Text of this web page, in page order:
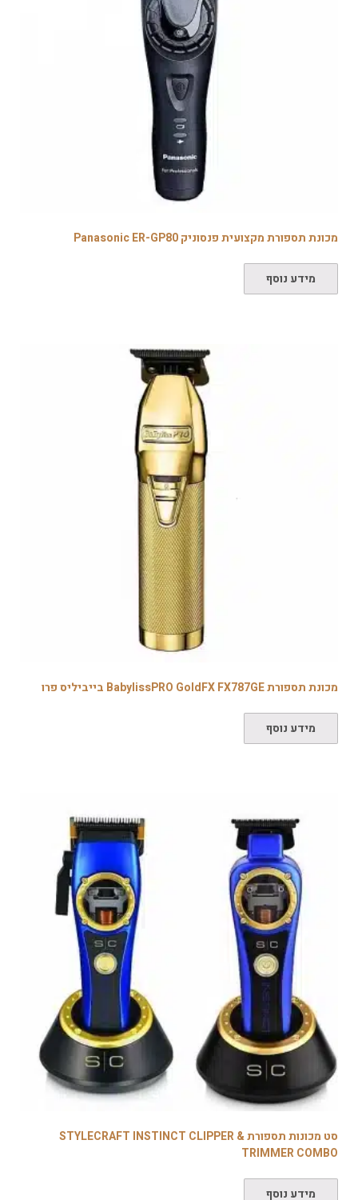
מכונת תספורת מקצועית פנסוניק Panasonic ER-GP80
מידע נוסף
מכונת תספורת BabylissPRO GoldFX FX787GE בייביליס פרו
מידע נוסף
סט מכונות תספורת STYLECRAFT INSTINCT CLIPPER &
TRIMMER COMBO
מידע נוסף